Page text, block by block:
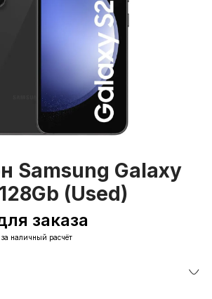
Samsung Galaxy
(Used)
заказа
наличный расчёт